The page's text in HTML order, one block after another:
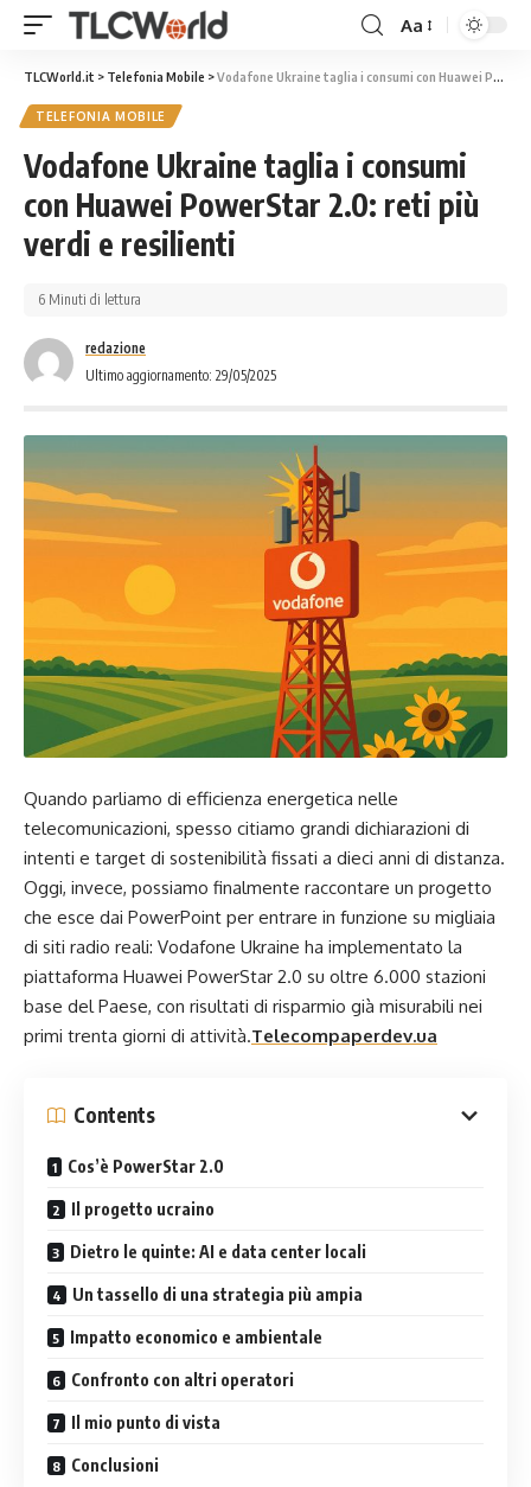
Aa
TLCWorld.it > Telefonia Mobile >Vodafone Ukraine taglia i consumi con Huawei PowerStar 2.0: reti più verdi e resilienti
TELEFONIA MOBILE
Vodafone Ukraine taglia i consumi
con Huawei PowerStar 2.0: reti più
verdi e resilienti
Ultimo aggiornamento: 29/05/2025
redazione
6 Minuti di lettura
Quando parliamo di efficienza energetica nelle
telecomunicazioni, spesso citiamo grandi dichiarazioni di
intenti e target di sostenibilità fissati a dieci anni di distanza.
Oggi, invece, possiamo finalmente raccontare un progetto
che esce dai PowerPoint per entrare in funzione su migliaia
di siti radio reali: Vodafone Ukraine ha implementato la
piattaforma Huawei PowerStar 2.0 su oltre 6.000 stazioni
base del Paese, con risultati di risparmio già misurabili nei
primi trenta giorni di attività.Telecompaperdev.ua
Contents
Cos’è PowerStar 2.0
Il progetto ucraino
Dietro le quinte: AI e data center locali
Un tassello di una strategia più ampia
Impatto economico e ambientale
Confronto con altri operatori
Il mio punto di vista
Conclusioni